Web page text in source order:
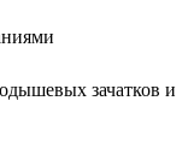
зачатков и